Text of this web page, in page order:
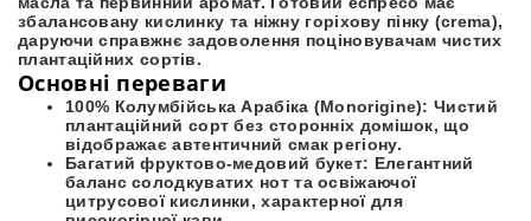
збалансовану кислинку та ніжну горіхову пінку (crema),
даруючи справжнє задоволення поціновувачам чистих
плантаційних сортів.
Основні переваги
100% Колумбійська Арабіка (Monorigine): Чистий
плантаційний сорт без сторонніх домішок, що
відображає автентичний смак регіону.
Багатий фруктово-медовий букет: Елегантний
баланс солодкуватих нот та освіжаючої
цитрусової кислинки, характерної для